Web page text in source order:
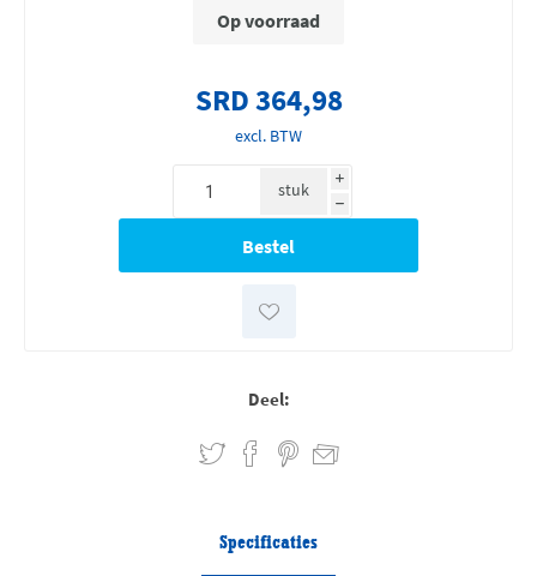
Op voorraad
SRD 364,98
excl. BTW
i
h
stuk
Deel:
Specificaties